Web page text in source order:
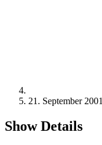
21. September 2001
Show Details